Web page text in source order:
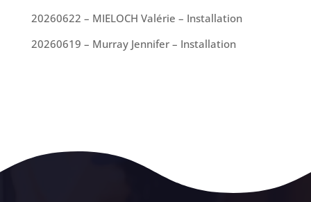
20260622 – MIELOCH Valérie – Installation
20260619 – Murray Jennifer – Installation